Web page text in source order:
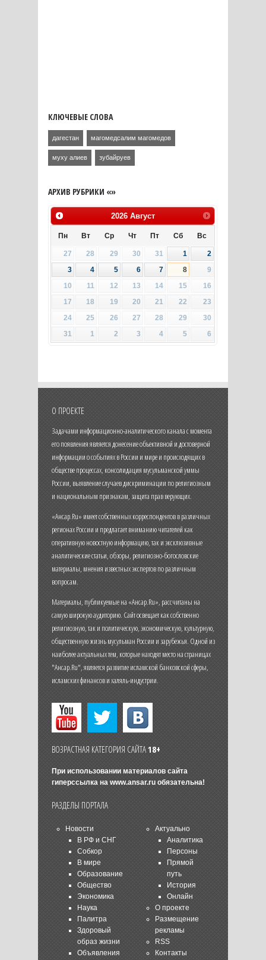
КЛЮЧЕВЫЕ СЛОВА
дагестан магомедсалим магомедов
муху алиев зубайруев
АРХИВ РУБРИКИ «»
2026 Август
Пн Вт Ср Чт Пт Сб Вс
27 28 29 30 31 1
2
3
4 5 6 7 8
9
10
11 12 13 14 15
16
17
18 19 20 21 22
23
24
25 26 27 28 29
30
31
1 2 3 4 5 6
О ПРОЕКТЕ
Задачами информационно-аналитического канала с момента
его появления является донесение объективной и достоверной
информации о событиях в России и мире и происходящих в
обществе процессах, консолидация мусульманской уммы
России, выявление случаев дискриминации по религиозным
и национальным признакам, защита прав верующих.
«Ансар.Ru» имеет собственных корреспондентов в различных
регионах России и предлагает вниманию читателей как
оперативную новостную информацию, так и эксклюзивные
аналитические статьи, обзоры, религиозно-богословские
материалы, мнения известных экспертов по различным
вопросам.
Материалы, публикуемые на «Ансар.Ru», рассчитаны на
самую широкую аудиторию. Сайт освещает как собственно
религиозную, так и политическую, экономическую, культурную,
общественную жизнь мусульман России и зарубежья. Одной из
наиболее актуальных тем, которые находят место на страницах
"Ансар.Ru", является развитие исламской банковской сферы,
исламских финансов и халяль-индустрии.
ВОЗРАСТНАЯ КАТЕГОРИЯ САЙТА18+
При использовании материалов сайта
гиперссылка на www.ansar.ruобязательна!
РАЗДЕЛЫ ПОРТАЛА
Новости
В РФ и СНГ
Собкор
В мире
Образование
Общество
Экономика
Наука
Палитра
Здоровый
образ жизни
Объявления
Актуально
Аналитика
Персоны
Прямой
путь
История
Онлайн
О проекте
Размещение
рекламы
RSS
Контакты